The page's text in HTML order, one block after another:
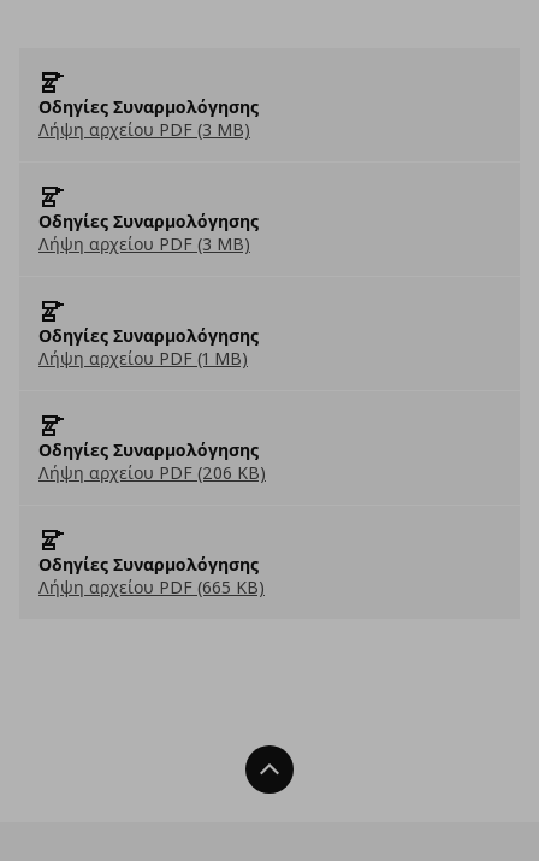
Οδηγίες Συναρμολόγησης
Λήψη αρχείου PDF (3 MB)
Οδηγίες Συναρμολόγησης
Λήψη αρχείου PDF (3 MB)
Οδηγίες Συναρμολόγησης
Λήψη αρχείου PDF (1 MB)
Οδηγίες Συναρμολόγησης
Λήψη αρχείου PDF (206 KB)
Οδηγίες Συναρμολόγησης
Λήψη αρχείου PDF (665 KB)
Back To Top